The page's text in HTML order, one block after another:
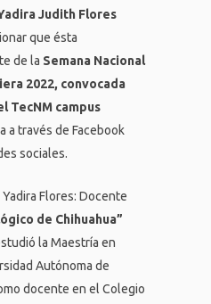
Judith Flores
que ésta
de la Semana Nacional
2022, convocada
TecNM campus
a través de Facebook
sociales.
Flores: Docente
de Chihuahua”
la Maestría en
Autónoma de
docente en el Colegio